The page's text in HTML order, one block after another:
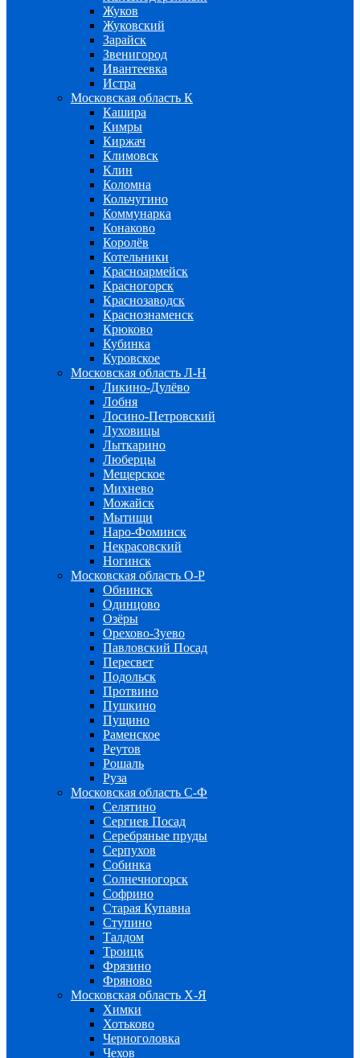
Жуков
Жуковский
Зарайск
Звенигород
Ивантеевка
Истра
Московская область К
Кашира
Кимры
Киржач
Климовск
Клин
Коломна
Кольчугино
Коммунарка
Конаково
Королёв
Котельники
Красноармейск
Красногорск
Краснозаводск
Краснознаменск
Крюково
Кубинка
Куровское
Московская область Л-Н
Ликино-Дулёво
Лобня
Лосино-Петровский
Луховицы
Лыткарино
Люберцы
Мещерское
Михнево
Можайск
Мытищи
Наро-Фоминск
Некрасовский
Ногинск
Московская область О-Р
Обнинск
Одинцово
Озёры
Орехово-Зуево
Павловский Посад
Пересвет
Подольск
Протвино
Пушкино
Пущино
Раменское
Реутов
Рошаль
Руза
Московская область С-Ф
Селятино
Сергиев Посад
Серебряные пруды
Серпухов
Собинка
Солнечногорск
Софрино
Старая Купавна
Ступино
Талдом
Троицк
Фрязино
Фряново
Московская область Х-Я
Химки
Хотьково
Черноголовка
Чехов